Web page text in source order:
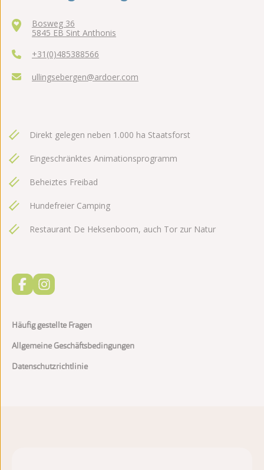
Bosweg 36
5845 EB Sint Anthonis
+31(0)485388566
ullingsebergen@ardoer.com
Direkt gelegen neben 1.000 ha Staatsforst
Eingeschränktes Animationsprogramm
Beheiztes Freibad
Hundefreier Camping
Restaurant De Heksenboom, auch Tor zur Natur
Häufig gestellte Fragen
Allgemeine Geschäftsbedingungen
Datenschutzrichtlinie